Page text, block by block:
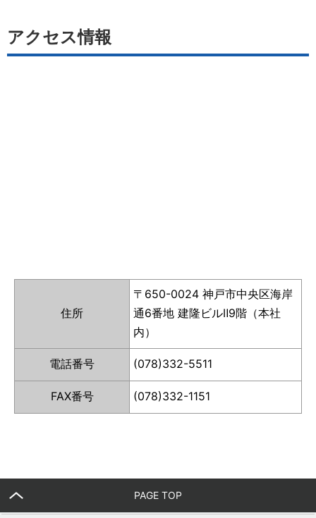
アクセス情報
住所
〒650-0024 神戸市中央区海岸
通6番地 建隆ビルⅡ9階（本社
内）
電話番号 (078)332-5511
FAX番号 (078)332-1151
PAGE TOP